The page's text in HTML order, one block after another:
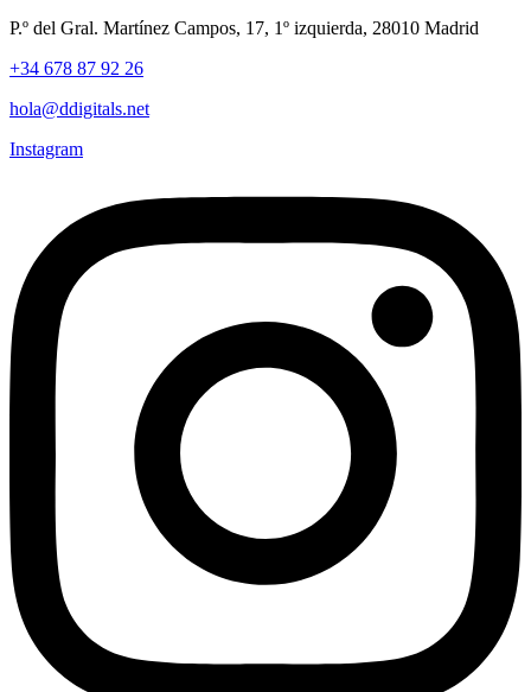
P.º del Gral. Martínez Campos, 17, 1º izquierda, 28010 Madrid
+34 678 87 92 26
hola@ddigitals.net
Instagram